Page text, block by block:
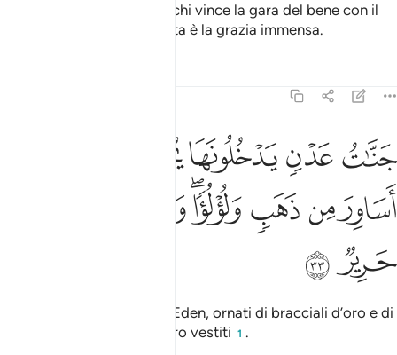
segue una via intermedia, chi vince la gara del bene con il
: questa è la grazia immensa.
جنات عدن يدخلونها يحلون فيها من اساور من ذهب ولولوا ولباسهم فيها
جَنَّـٰتُ عَدْنٍۢ يَدْخُلُونَهَا يُحَلَّوْنَ فِيهَا مِنْ أَسَاوِرَ مِن ذَهَبٍۢ وَلُؤْلُؤًۭا
ﱫﱬﱭﱮ
ﱱﱲﱳﱴﱵﱶ
ﱸﱹ
Entreranno nei Giardini di Eden, ornati di bracciali d’oro e di
perle e saranno di seta i loro vestiti 1 .